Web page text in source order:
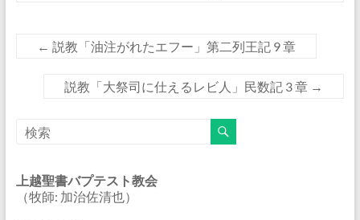
← 説教「油注がれたエフー」第二列王記 9 章
説教「大祭司に仕えるレビ人」民数記 3 章 →
上越聖書バプテスト教会
（牧師: 加治佐清也）